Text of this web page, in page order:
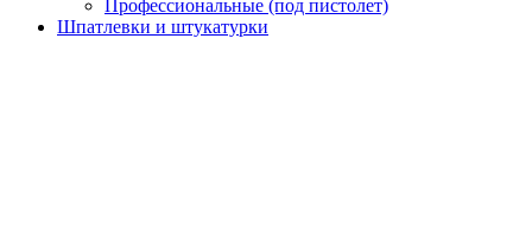
Профессиональные (под пистолет)
Шпатлевки и штукатурки